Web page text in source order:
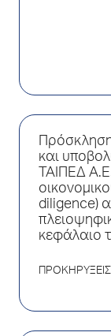
και
ΤΑΙΠΕΔ
diligence)
κεφάλαιο